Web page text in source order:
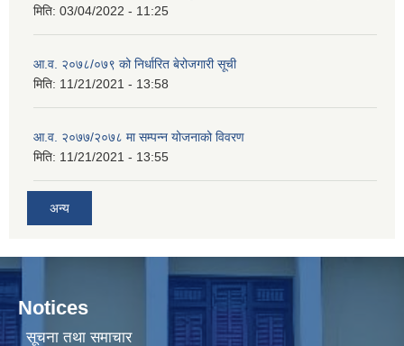
मिति: 03/04/2022 - 11:25
आ.व. २०७८/०७९ को निर्धारित बेरोजगारी सूची
मिति: 11/21/2021 - 13:58
आ.व. २०७७/२०७८ मा सम्पन्न योजनाको विवरण
मिति: 11/21/2021 - 13:55
अन्य
Notices
सूचना तथा समाचार